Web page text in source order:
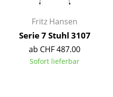
Vorhänge
... alle Accessoires
Räume
Fritz Hansen
Serie 7 Stuhl 3107
ab CHF 487.00
Sofort lieferbar